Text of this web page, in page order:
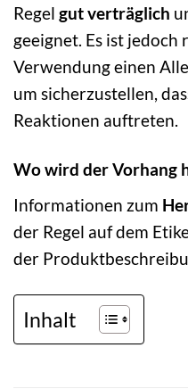
Regel gut verträglich
geeignet. Es ist jedoch
Verwendung einen
um sicherzustellen,
Reaktionen auftreten.
Wo wird der Vorhang
Informationen zum
der Regel auf dem
der
Inhalt